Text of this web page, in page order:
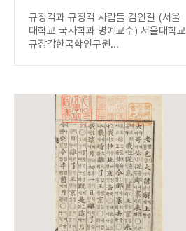
규장각과 규장각 사람들 김인걸 (서울
대학교 국사학과 명예교수) 서울대학교
규장각한국학연구원...